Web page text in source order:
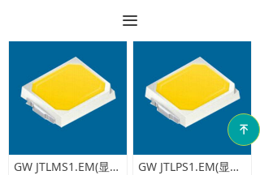
끀
GW JTLMS1.EM(显指>80 / 色温2200K-6500K) GW JTLPS1.EM(显指>80 / 色温2200K-6500K)
녠